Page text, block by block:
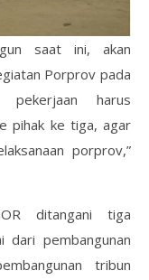
saat ini, akan
Porprov pada
pekerjaan harus
pihak ke tiga, agar
porprov,”
ditangani tiga
dari pembangunan
tribun